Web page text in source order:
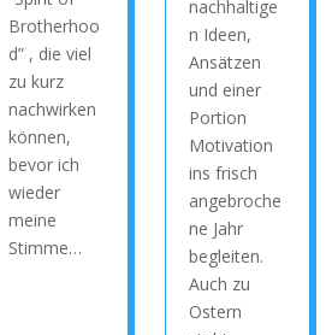
Brotherhoo
d” , die viel
zu kurz
nachwirken
können,
bevor ich
wieder
meine
Stimme…
nachhaltige
n Ideen,
Ansätzen
und einer
Portion
Motivation
ins frisch
angebroche
ne Jahr
begleiten.
Auch zu
Ostern